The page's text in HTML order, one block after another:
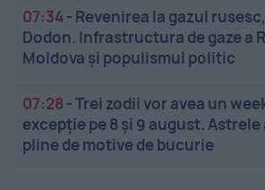
07:34- Revenirea la gazul
Dodon. Infrastructura de gaze a
Moldova și populismul politic
07:28 -Trei zodii vor avea un
excepție pe 8 și 9 august.
pline de motive de bucurie